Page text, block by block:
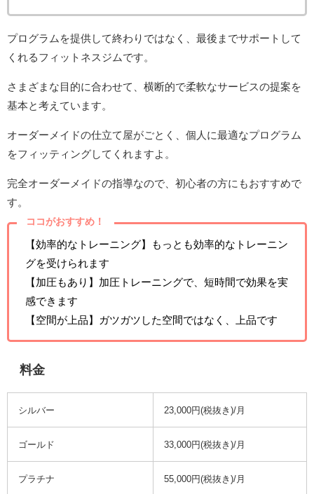
プログラムを提供して終わりではなく、最後までサポートして
くれるフィットネスジムです。
さまざまな目的に合わせて、横断的で柔軟なサービスの提案を
基本と考えています。
オーダーメイドの仕立て屋がごとく、個人に最適なプログラム
をフィッティングしてくれますよ。
完全オーダーメイドの指導なので、初心者の方にもおすすめで
す。
ココがおすすめ！
【効率的なトレーニング】もっとも効率的なトレーニン
グを受けられます
【加圧もあり】加圧トレーニングで、短時間で効果を実
感できます
【空間が上品】ガツガツした空間ではなく、上品です
料金
シルバー 23,000円(税抜き)/月
ゴールド 33,000円(税抜き)/月
プラチナ 55,000円(税抜き)/月